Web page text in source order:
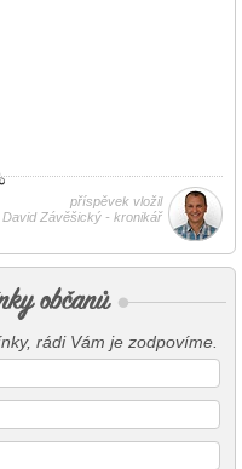
příspěvek vložil
David Závěšický - kronikář
rádi Vám je zodpovíme.